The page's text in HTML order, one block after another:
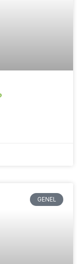
GENEL